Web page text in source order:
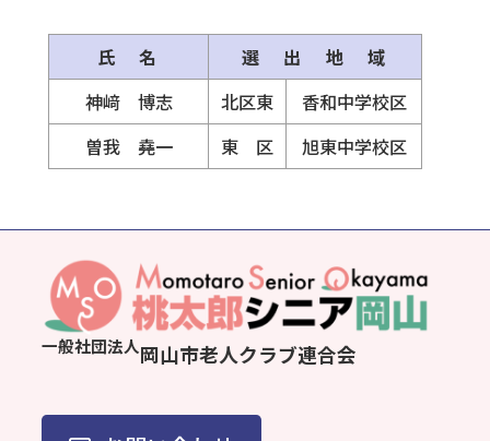
氏 名
選 出 地 域
神﨑 博志
北区東
香和中学校区
曽我 堯一
東 区 旭東中学校区
一般社団法人岡山市老人クラブ連合会